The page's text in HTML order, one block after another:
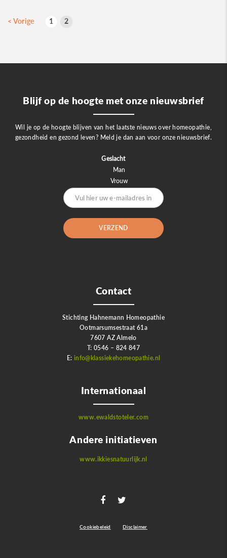
< Vorige 1 2
Contact
Stichting Hahnemann Homeopathie
Ootmarsumsestraat 61a
7607 AZ Almelo
T: 0546 – 824 847
E: info@klassiekehomeopathie.nl
Internationaal
www.ewaldstoteler.com
Andere initiatieven
www.ikkiesnatuurlijk.nl
Cookiebeleid Disclaimer
Blijf op de hoogte met onze nieuwsbrief
Wil je op de hoogte blijven van het laatste nieuws over homeopathie,
gezondheid en gezond leven? Meld je dan aan voor onze nieuwsbrief.
Geslacht
Man
Vrouw